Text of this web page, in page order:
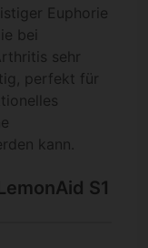
Euphorie
bei
sehr
perfekt für
kann.
S1